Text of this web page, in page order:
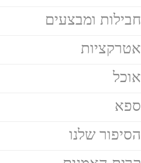
חבילות ומבצעים
אטרקציות
אוכל
ספא
הסיפור שלנו